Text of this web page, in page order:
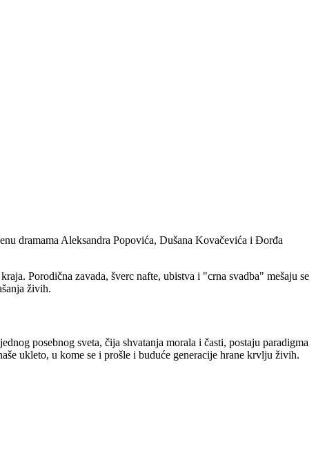
dramama Aleksandra Popovića, Dušana Kovačevića i Đorđa
Porodična zavada, šverc nafte, ubistva i "crna svadba" mešaju se
živih.
posebnog sveta, čija shvatanja morala i časti, postaju paradigma
ukleto, u kome se i prošle i buduće generacije hrane krvlju živih.